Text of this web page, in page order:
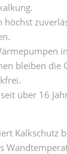
höchst
bleiben die
über 16
Kalkschutz